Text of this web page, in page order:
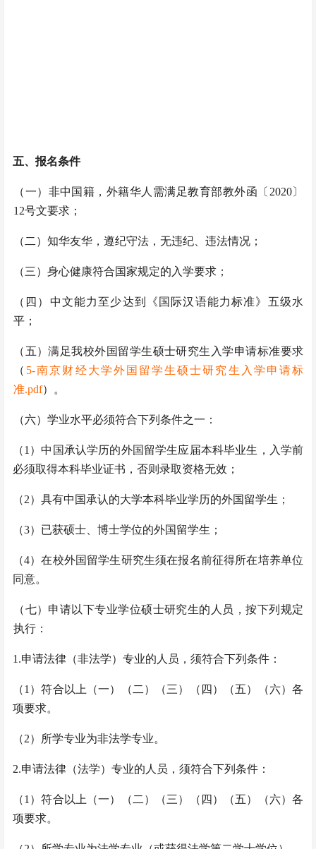
五、 报名条件
（一） 非中国籍，外籍华人需满足教育部教外函〔2020〕
12号文要求；
（二）知华友华，遵纪守法，无违纪、违法情况 ；
（三）身心健康符合国家规定的入学要求；
（四） 中文能力至少达到《国际汉语能力标准》五级水
平；
（五）满足我校外国留学生硕士研究生入学申请标准要求
（ 5-南京财经大学外国留学生硕士研究生入学申请标
准.pdf）。
（六）学业水平必须符合下列条件之一：
（1）中国承认学历的外国留学生应届本科毕业生，入学前
必须取得本科毕业证书，否则录取资格无效；
（2）具有中国承认的大学本科毕业学历的外国留学生；
（3）已获硕士、博士学位的外国留学生；
（4）在校外国留学生研究生须在报名前征得所在培养单位
同意。
（七）申请以下专业学位硕士研究生的人员，按下列规定
执行：
1.申请法律（非法学）专业的人员，须符合下列条件：
（1）符合以上（一）（二）（三）（四）（五）（六）各
项要求。
（2）所学专业为非法学专业。
2.申请法律（法学）专业的人员，须符合下列条件：
（1）符合以上（一）（二）（三）（四）（五）（六）各
项要求。